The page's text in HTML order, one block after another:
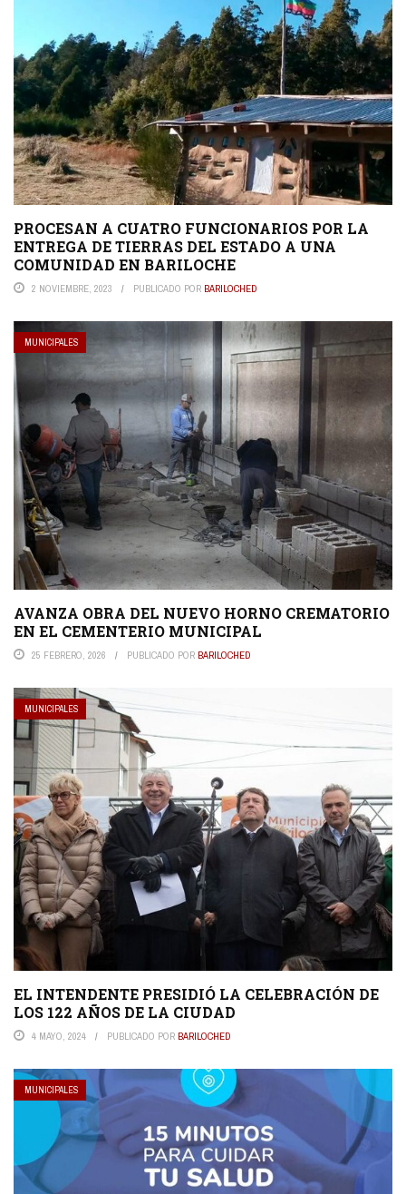
PROCESAN A CUATRO FUNCIONARIOS POR LA
ENTREGA DE TIERRAS DEL ESTADO A UNA
COMUNIDAD EN BARILOCHE
2 NOVIEMBRE, 2023 PUBLICADO POR BARILOCHED
MUNICIPALES
AVANZA OBRA DEL NUEVO HORNO CREMATORIO
EN EL CEMENTERIO MUNICIPAL
25 FEBRERO, 2026 PUBLICADO POR BARILOCHED
MUNICIPALES
EL INTENDENTE PRESIDIÓ LA CELEBRACIÓN DE
LOS 122 AÑOS DE LA CIUDAD
4 MAYO, 2024 PUBLICADO POR BARILOCHED
MUNICIPALES